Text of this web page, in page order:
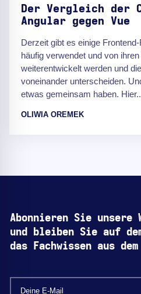
Der Vergleich der
Angular gegen Vue
Derzeit gibt es einige
häufig verwendet und von
weiterentwickelt werden und
voneinander unterscheiden.
etwas gemeinsam haben.
OLIWIA OREMEK
Abonnieren Sie unsere
und bleiben Sie auf
das Fachwissen aus